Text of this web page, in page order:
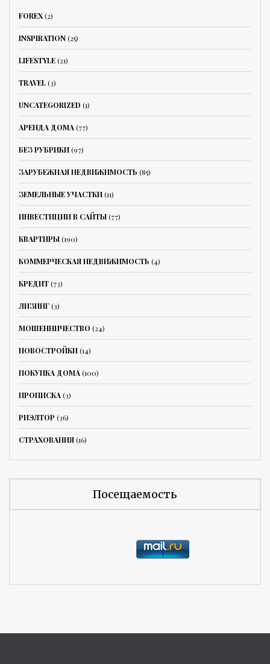
FOREX(2)
INSPIRATION(25)
LIFESTYLE(21)
TRAVEL(3)
UNCATEGORIZED (1)
АРЕНДА ДОМА(77)
БЕЗ РУБРИКИ(97)
ЗАРУБЕЖНАЯ НЕДВИЖИМОСТЬ (85)
ЗЕМЕЛЬНЫЕ УЧАСТКИ(11)
ИНВЕСТИЦИИ В САЙТЫ(77)
КВАРТИРЫ(190)
КОММЕРЧЕСКАЯ НЕДВИЖИМОСТЬ (4)
КРЕДИТ(73)
ЛИЗИНГ(3)
МОШЕННИЧЕСТВО (24)
НОВОСТРОЙКИ(14)
ПОКУПКА ДОМА(100)
ПРОПИСКА(3)
РИЭЛТОР (36)
СТРАХОВАНИЯ(16)
Посещаемость